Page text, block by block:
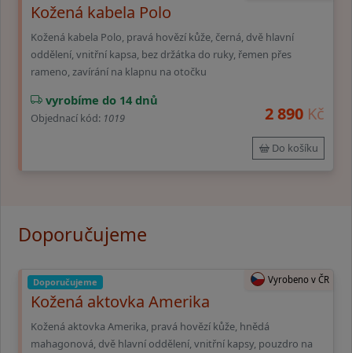
Kožená kabela Polo
Kožená kabela Polo, pravá hovězí kůže, černá, dvě hlavní
oddělení, vnitřní kapsa, bez držátka do ruky, řemen přes
rameno, zavírání na klapnu na otočku
vyrobíme do 14 dnů
Objednací kód: 1019 2 890 Kč
Do košíku
Doporučujeme
Doporučujeme Vyrobeno v ČR
Kožená aktovka Amerika
Kožená aktovka Amerika, pravá hovězí kůže, hnědá
mahagonová, dvě hlavní oddělení, vnitřní kapsy, pouzdro na